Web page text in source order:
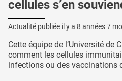
cellules s’en
Actualité publiée il y a 8 années 7
Cette équipe de l’Université de
comment les cellules
infections ou des vaccinations